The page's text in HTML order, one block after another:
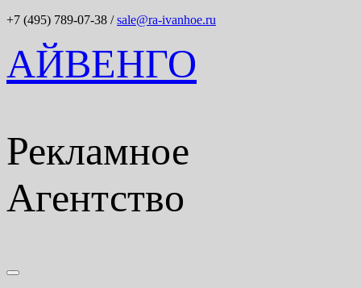
+7 (495) 789-07-38 /sale@ra-ivanhoe.ru
АЙВЕНГО
Рекламное
Агентство